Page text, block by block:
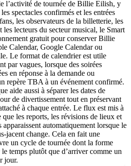
l’activité de tournée de Billie Eilish, y
spectacles confirmés et les entrées
les observateurs de la billetterie, les
lecteurs du secteur musical, le Smart
gratuit pour conserver Billie
Calendar, Google Calendar ou
Le format de calendrier est utile
par vagues, lorsque des soirées
en réponse à la demande ou
repère TBA à un événement confirmé.
aide aussi à séparer les dates de
de divertissement tout en préservant
à chaque entrée. Le flux est mis à
les reports, les révisions de lieux et
apparaissent automatiquement lorsque le
jacent change. Cela en fait une
un cycle de tournée dont la forme
temps plutôt que d’arriver comme un
jour.